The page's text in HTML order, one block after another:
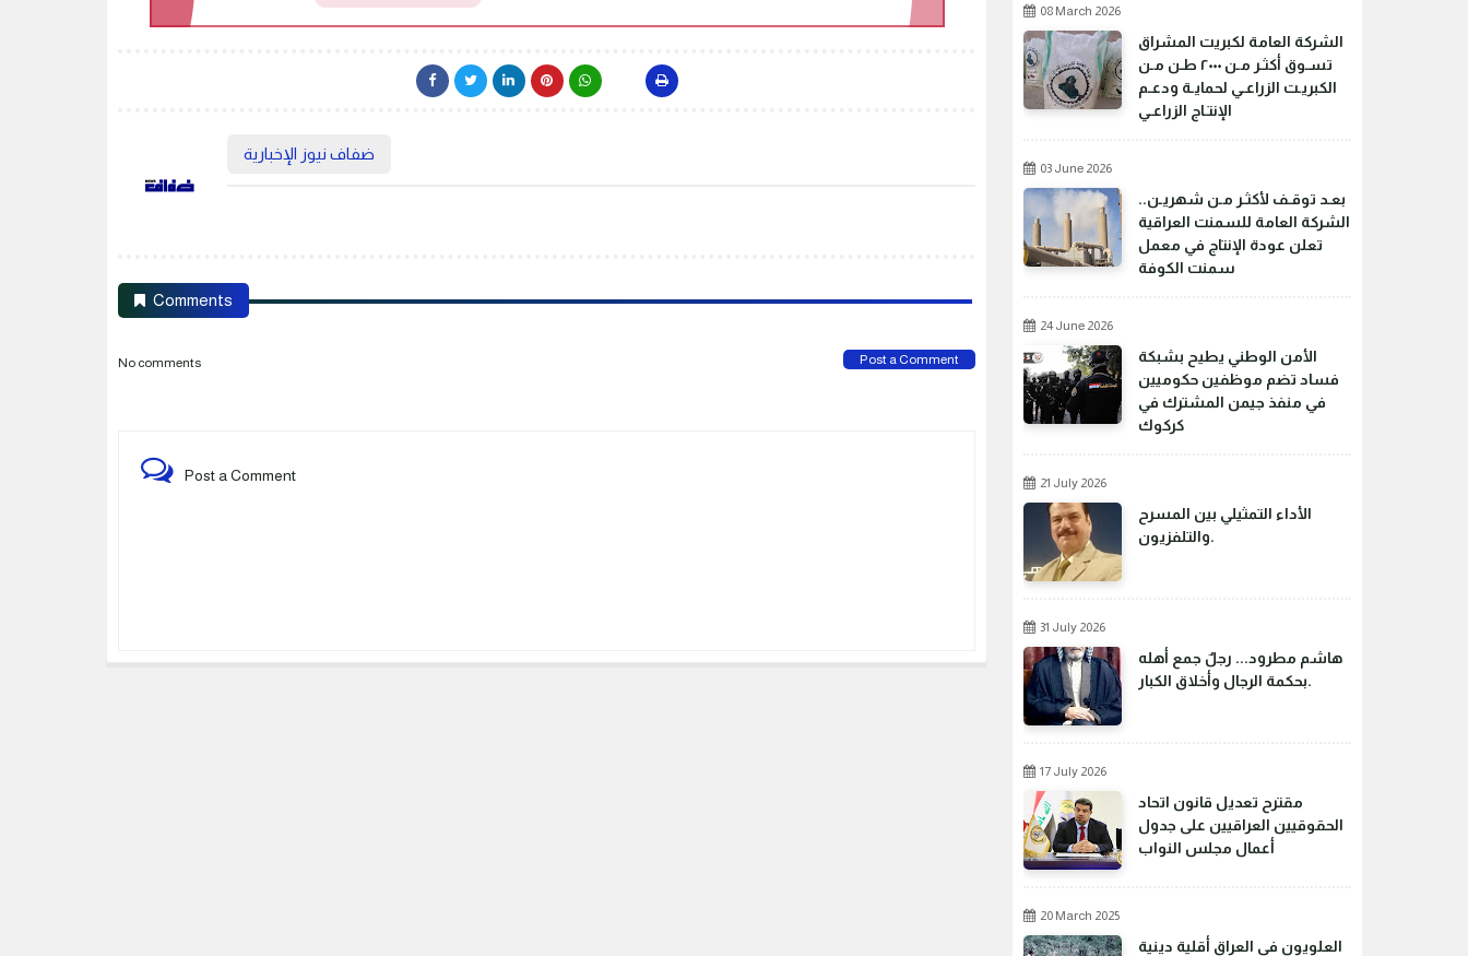
ضفاف نيوز الإخبارية
Comments
No comments Post a Comment
Post a Comment
08 March 2026
الشركة العامة لكبريت المشراق
تسـوق أكثـر مـن ٢٠٠٠ طـن مـن
الكبريـت الزراعـي لحمايـة ودعـم
الإنتـاج الزراعـي
03 June 2026
بعـد توقـف لأكثـر مـن شهريـن..
الشركة العامة للسمنت العراقية
تعلن عودة الإنتاج في معمل
سمنت الكوفة
24 June 2026
الأمن الوطني يطيح بشبكة
فساد تضم موظفين حكوميين
في منفذ جيمن المشترك في
كركوك
21 July 2026
الأداء التمثيلي بين المسرح
والتلفزيون.
31 July 2026
هاشم مطرود... رجلٌ جمع أهله
بحكمة الرجال وأخلاق الكبار.
17 July 2026
مقترح تعديل قانون اتحاد
الحقوقيين العراقيين على جدول
أعمال مجلس النواب
20 March 2025
العلويون في العراق أقلية دينية